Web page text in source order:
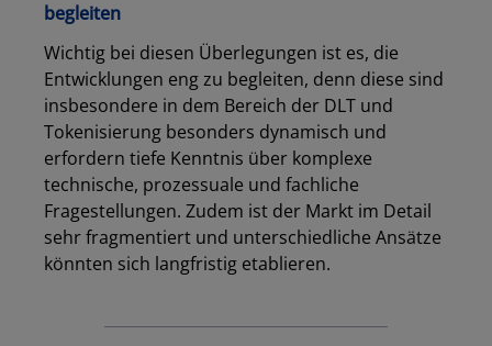
begleiten
Wichtig bei diesen Überlegungen ist es, die
Entwicklungen eng zu begleiten, denn diese sind
insbesondere in dem Bereich der DLT und
Tokenisierung besonders dynamisch und
erfordern tiefe Kenntnis über komplexe
technische, prozessuale und fachliche
Fragestellungen. Zudem ist der Markt im Detail
sehr fragmentiert und unterschiedliche Ansätze
könnten sich langfristig etablieren.